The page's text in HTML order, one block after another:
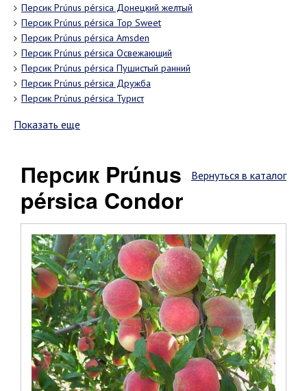
Персик Prúnus pérsica Донецкий желтый
Персик Prúnus pérsica Top Sweet
Персик Prúnus pérsica Amsden
Персик Prúnus pérsica Освежающий
Персик Prúnus pérsica Пушистый ранний
Персик Prúnus pérsica Дружба
Персик Prúnus pérsica Турист
Показать еще
Вернуться в каталог
Персик Prúnus
pérsica Condor